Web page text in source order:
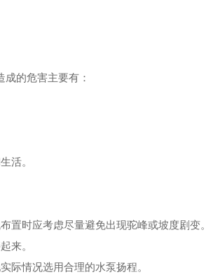
的危害主要有：
活。
置时应考虑尽量避免出现驼峰或坡度剧变。
来。
际情况选用合理的水泵扬程。